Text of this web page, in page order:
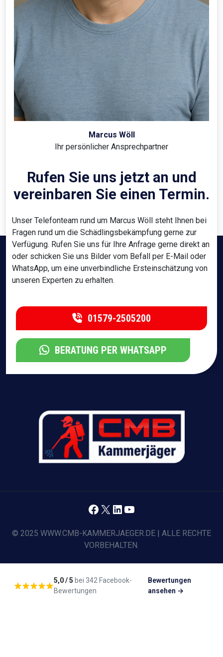
Marcus Wöll
Ihr persönlicher Ansprechpartner
Rufen Sie uns jetzt an und
vereinbaren Sie einen Termin.
Unser Telefonteam rund um Marcus Wöll steht Ihnen bei
Fragen rund um die Schädlingsbekämpfung gerne zur
Verfügung. Rufen Sie uns für Ihre Anfrage gerne direkt an
oder schicken Sie uns Bilder vom Befall per E-Mail oder
WhatsApp, um eine unverbindliche Ersteinschätzung von
unseren Experten zu erhalten.
01579-2505200
BERATUNG PER WHATSAPP
© 2025 WWW.CMB-KAMMERJAEGER.DE | ALLE RECHTE
VORBEHALTEN.
Facebook
X LinkedIn
YouTube
5,0 / 5 bei 342 Facebook-
Bewertungen
Bewertungen
ansehen →